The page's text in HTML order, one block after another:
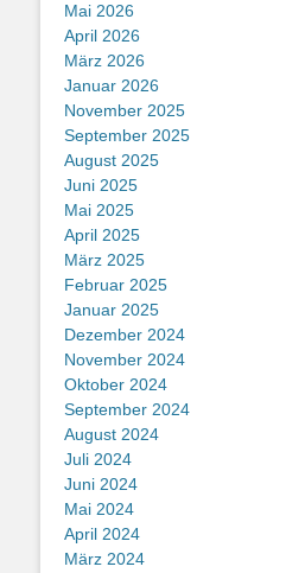
Mai 2026
April 2026
März 2026
Januar 2026
November 2025
September 2025
August 2025
Juni 2025
Mai 2025
April 2025
März 2025
Februar 2025
Januar 2025
Dezember 2024
November 2024
Oktober 2024
September 2024
August 2024
Juli 2024
Juni 2024
Mai 2024
April 2024
März 2024